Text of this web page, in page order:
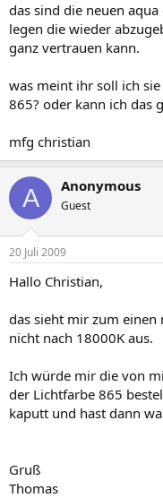
das sind die neuen
legen die wieder
ganz vertrauen kann.
was meint ihr soll ich
865? oder kann ich das
mfg christian
A Anonymous
Guest
20 Juli 2009
Hallo Christian,
das sieht mir zum einen
nicht nach 18000K aus.
Ich würde mir die von
der Lichtfarbe 865
kaputt und hast dann
Gruß
Thomas